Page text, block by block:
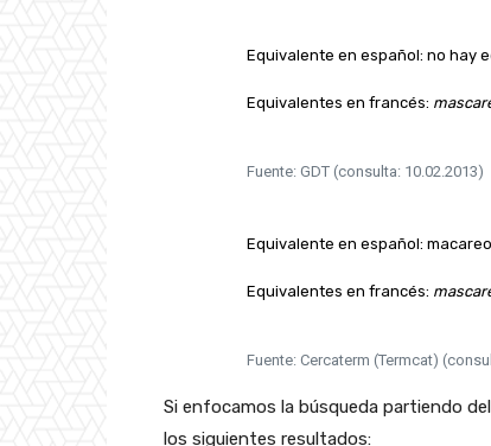
Equivalente en español: no hay
Equivalentes en francés:
Fuente: GDT (consulta: 10.02.2013)
Equivalente en español:
Equivalentes en francés:
Fuente: Cercaterm (Termcat)
Si enfocamos la búsqueda partiendo
los siguientes resultados: